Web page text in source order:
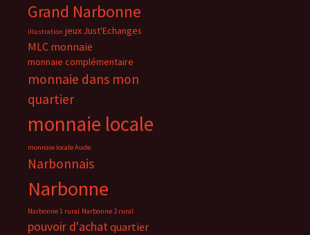
Grand Narbonne
illustration jeuxJust'Echanges
MLC monnaie
monnaie complémentaire
monnaie dans mon
quartier
monnaie locale
monnaie locale Aude
Narbonnais
Narbonne
Narbonne 1 rural Narbonne 2 rural
pouvoir d'achatquartier